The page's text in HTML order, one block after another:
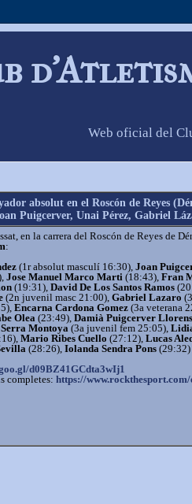
Web oficial del
absolut en el Roscón de Reyes
Puigcerver, Unai Pérez, Gabriel
en la carrera del Roscón de Reyes de
:
(1r absolut masculí 16:30), Joan
Jose Manuel Marco Marti (18:43), Fran
(19:31), David De Los Santos Ramos
(2n juvenil masc 21:00), Gabriel Lazaro
Encarna Cardona Gomez (3a veterana
Olea (23:49), Damià Puigcerver Llorens
Montoya (3a juvenil fem 25:05),
Mario Ribes Cuello (27:12), Lucas
(28:26), Iolanda Sendra Pons (29:32)
d09BZ41GCdta3wIj1
completes: https://www.rockthesport.com/